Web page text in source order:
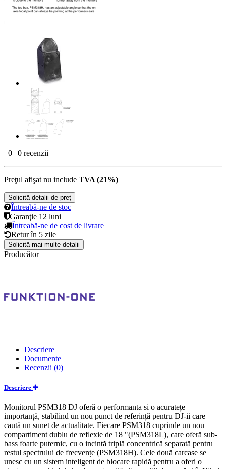
0 | 0 recenzii
Preţul afişat nu include TVA (21%)
Solicită detalii de preţ
Întreabă-ne de stoc
Garanţie 12 luni
Întreabă-ne de cost de livrare
Retur în 5 zile
Solicită mai multe detalii
Producător
Descriere
Documente
Recenzii (0)
Descriere
Monitorul PSM318 DJ oferă o performanta si o acuratețe
importanță, stabilind un nou punct de referință pentru DJ-ii care
caută un sunet de actualitate. Fiecare PSM318 cuprinde un nou
compartiment dublu de reflexie de 18 "(PSM318L), care oferă sub-
bass foarte puternic, cu o incintă triplă concentrică separată pentru
restul spectrului de frecvențe (PSM318H). Cele două carcase se
unesc cu un sistem inteligent de blocare rapidă pentru a oferi o